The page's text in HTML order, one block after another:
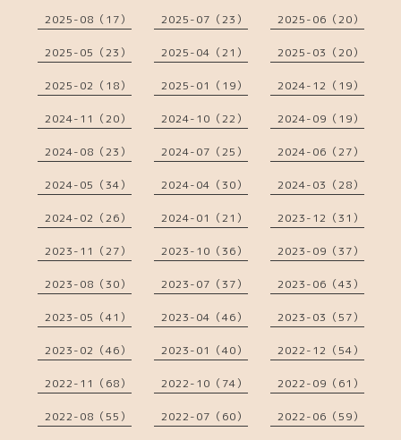
2025-08（17） 2025-07（23） 2025-06（20）
2025-05（23） 2025-04（21） 2025-03（20）
2025-02（18） 2025-01（19） 2024-12（19）
2024-11（20） 2024-10（22） 2024-09（19）
2024-08（23） 2024-07（25） 2024-06（27）
2024-05（34） 2024-04（30） 2024-03（28）
2024-02（26） 2024-01（21） 2023-12（31）
2023-11（27） 2023-10（36） 2023-09（37）
2023-08（30） 2023-07（37） 2023-06（43）
2023-05（41） 2023-04（46） 2023-03（57）
2023-02（46） 2023-01（40） 2022-12（54）
2022-11（68） 2022-10（74） 2022-09（61）
2022-08（55） 2022-07（60） 2022-06（59）